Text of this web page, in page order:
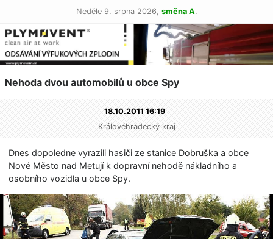
Neděle 9. srpna 2026, směna A.
Nehoda dvou automobilů u obce Spy
18.10.2011 16:19
Královéhradecký kraj
Dnes dopoledne vyrazili hasiči ze stanice Dobruška a obce
Nové Město nad Metují k dopravní nehodě nákladního a
osobního vozidla u obce Spy.